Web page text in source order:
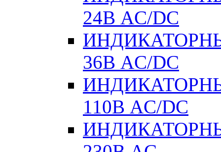
24В AC/DC
36В AC/DC
110В AC/DC